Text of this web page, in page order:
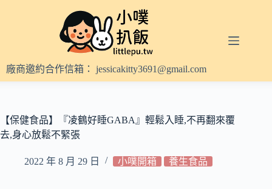
內
容
廠商邀約合作信箱： jessicakitty3691@gmail.com
【保健食品】『凌鶴好睡GABA』輕鬆入睡,不再翻來覆
去,身心放鬆不緊張
2022 年 8 月 29 日 小噗開箱 養生食品